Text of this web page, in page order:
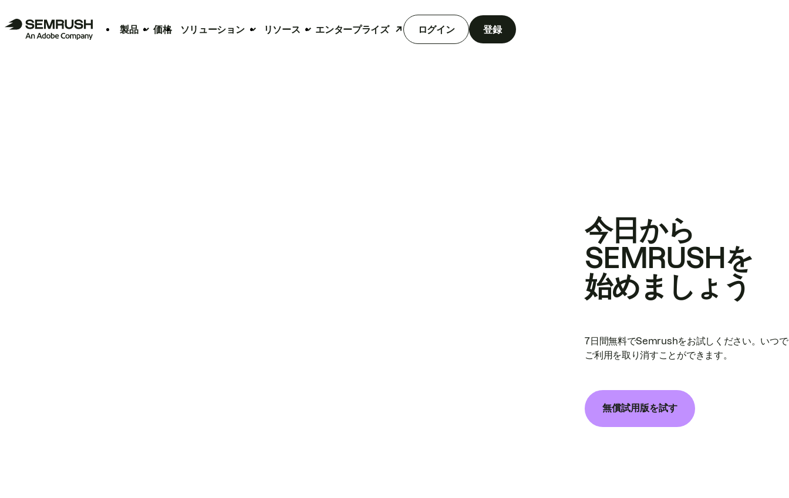
製品 価格 ソリューション リソース エンタープライズ ログイン 登録
今日から
SEMRUSHを
始めましょう
7日間無料でSemrushをお試しください。いつ
ご利用を取り消すことができます。
無償試用版を試す